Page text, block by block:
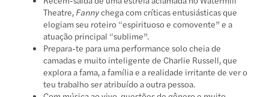
Theatre, Fannychega com críticas entusiásticas que
elogiam seu roteiro “espirituoso e comovente” e a
atuação principal “sublime”.
Prepara-te para uma performance solo cheia de
camadas e muito inteligente de Charlie Russell, que
explora a fama, a família e a realidade irritante de ver o
teu trabalho ser atribuído a outra pessoa.